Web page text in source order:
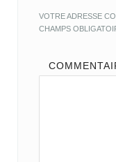
VOTRE ADRESSE
CHAMPS